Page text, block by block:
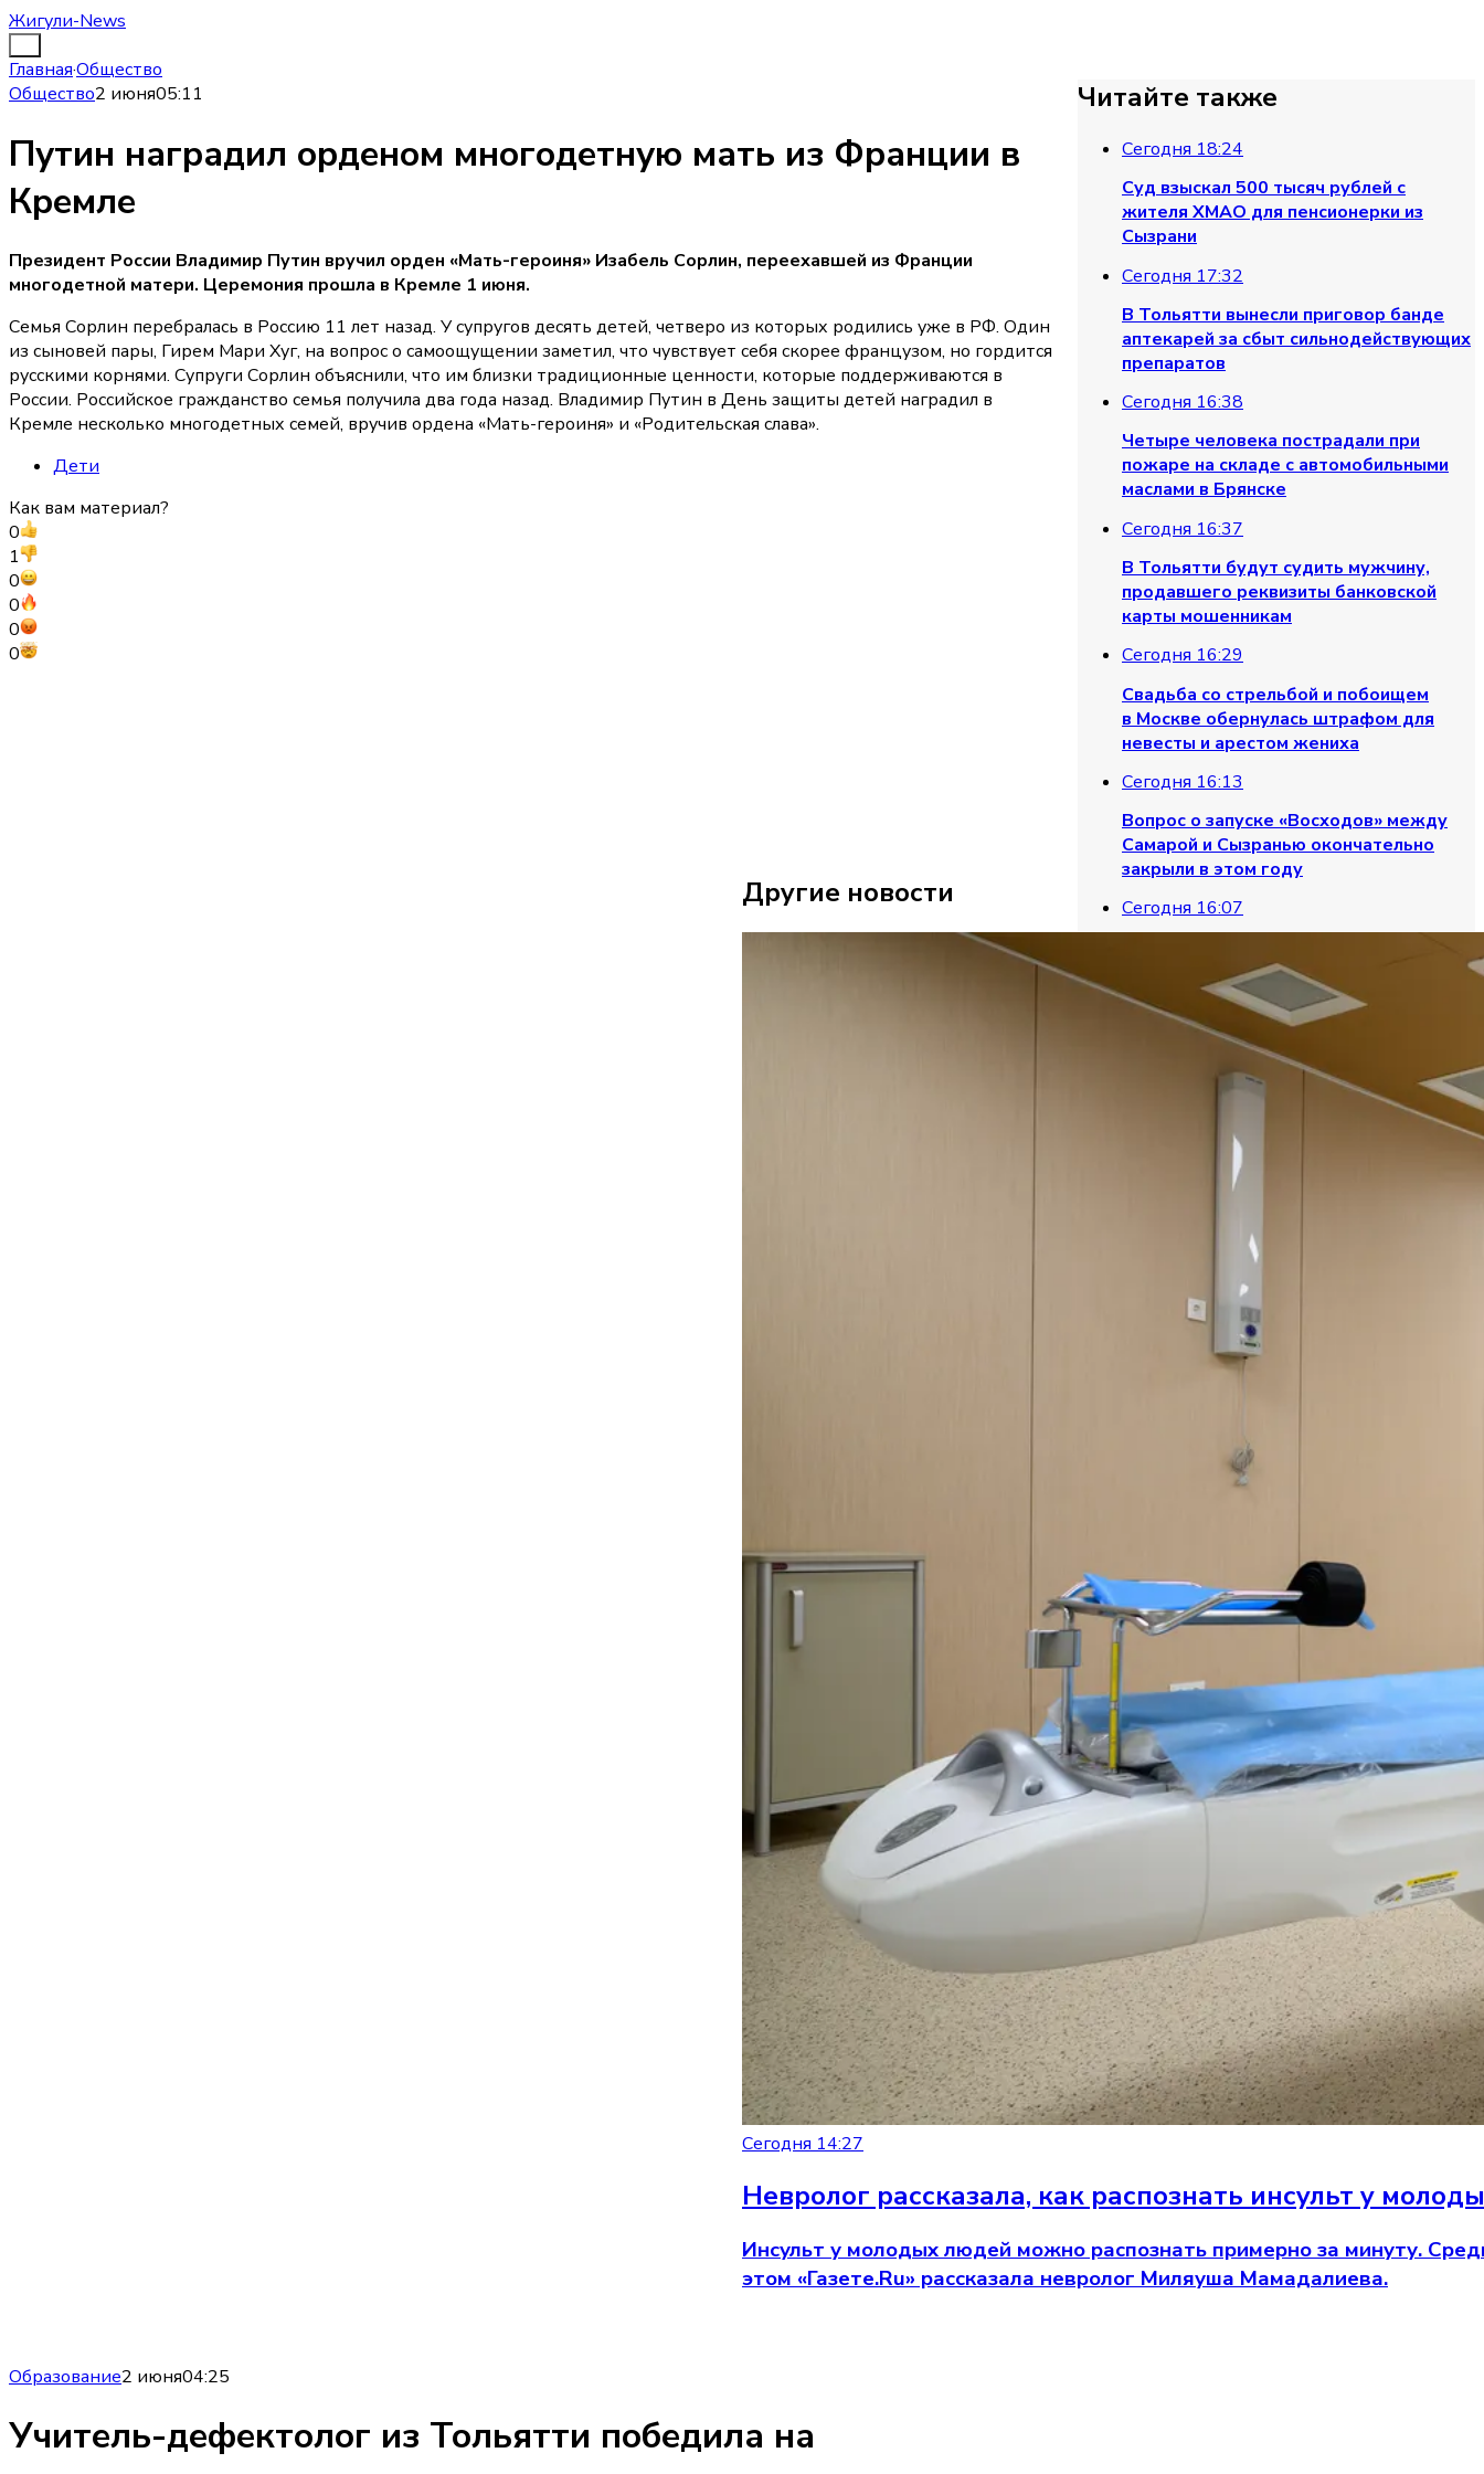
Жигули-News
Главная·Общество
Общество2 июня05:11
Путин наградил орденом многодетную мать из Франции в
Кремле
Президент России Владимир Путин вручил орден «Мать-героиня» Изабель Сорлин, переехавшей из Франции
многодетной матери. Церемония прошла в Кремле 1 июня.
Семья Сорлин перебралась в Россию 11 лет назад. У супругов десять детей, четверо из которых родились уже в РФ. Один
из сыновей пары, Гирем Мари Хуг, на вопрос о самоощущении заметил, что чувствует себя скорее французом, но гордится
русскими корнями. Супруги Сорлин объяснили, что им близки традиционные ценности, которые поддерживаются в
России. Российское гражданство семья получила два года назад. Владимир Путин в День защиты детей наградил в
Кремле несколько многодетных семей, вручив ордена «Мать-героиня» и «Родительская слава».
Дети
Как вам материал?
0
1
0
0
0
0
Читайте также
Сегодня 18:24
Суд взыскал 500 тысяч рублей с
жителя ХМАО для пенсионерки из
Сызрани
Сегодня 17:32
В Тольятти вынесли приговор банде
аптекарей за сбыт сильнодействующих
препаратов
Сегодня 16:38
Четыре человека пострадали при
пожаре на складе с автомобильными
маслами в Брянске
Сегодня 16:37
В Тольятти будут судить мужчину,
продавшего реквизиты банковской
карты мошенникам
Сегодня 16:29
Свадьба со стрельбой и побоищем
в Москве обернулась штрафом для
невесты и арестом жениха
Сегодня 16:13
Вопрос о запуске «Восходов» между
Самарой и Сызранью окончательно
закрыли в этом году
Сегодня 16:07
топором из-за ремонта и попал под
уголовное дело
Сегодня 15:58
«За окном — настоящая Сахара»:
медики Сызрани рассказали, как
Сегодня 15:45
Сегодня 14:27
Невролог рассказала, как распознать
инсульт у молодых людей за минуту
повысят выплаты с сентября
Другие новости
Сегодня 14:27
Невролог рассказала, как распознать инсульт у
Инсульт у молодых людей можно распознать примерно за минуту.
этом «Газете.Ru» рассказала невролог Миляуша Мамадалиева.
Образование2 июня04:25
Учитель-дефектолог из Тольятти победила на